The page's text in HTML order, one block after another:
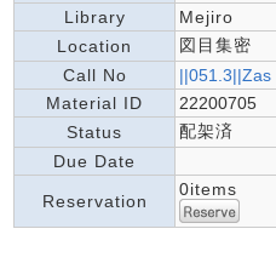
Library
Mejiro
Location
図目集密
Call No
||051.3||Zas
Material ID
22200705
Status
配架済
Due Date
Reservation
0items